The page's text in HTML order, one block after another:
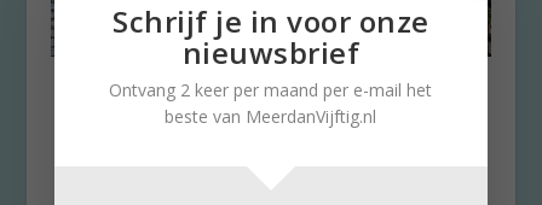
Twee keer Rome is nog niet
genoeg….
Schrijf je in voor onze
nieuwsbrief
Ontvang 2 keer per maand per e-mail het
beste van MeerdanVijftig.nl